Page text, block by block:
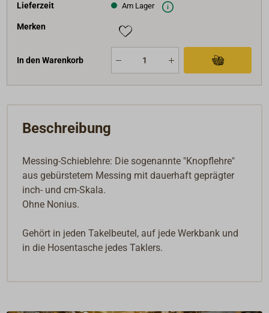
Lieferzeit Am Lager
Merken
In den Warenkorb
Beschreibung
Messing-Schieblehre: Die sogenannte "Knopflehre"
aus gebürstetem Messing mit dauerhaft geprägter
inch- und cm-Skala.
Ohne Nonius.
Gehört in jeden Takelbeutel, auf jede Werkbank und
in die Hosentasche jedes Taklers.